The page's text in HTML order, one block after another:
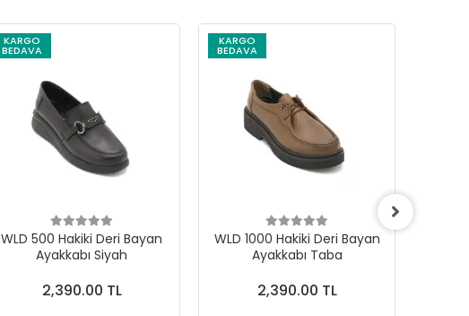
KARGO
BEDAVA
WLD 500 Hakiki Deri Bayan
Ayakkabı Siyah
2,390.00 TL
KARGO
BEDAVA
WLD 1000 Hakiki Deri Bayan
Ayakkabı Taba
2,390.00 TL